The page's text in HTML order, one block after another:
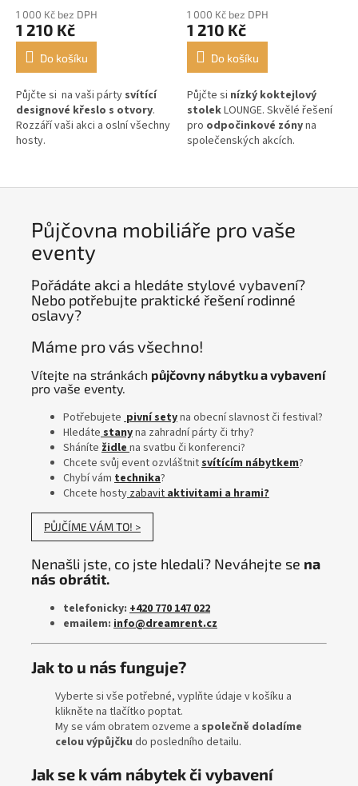
1 000 Kč bez DPH
1 210 Kč
Do košíku
Půjčte si na vaši párty svítící
designové křeslo s otvory.
Rozzáří vaši akci a oslní všechny
hosty.
1 000 Kč bez DPH
1 210 Kč
Do košíku
Půjčte si nízký koktejlový
stolekLOUNGE. Skvělé řešení
pro odpočinkové zónyna
společenských akcích.
Půjčovna mobiliáře pro vaše
eventy
Pořádáte akci a hledáte stylové vybavení?
Nebo potřebujte praktické řešení rodinné
oslavy?
Máme pro vás všechno!
Vítejte na stránkách půjčovny nábytku a vybavení
pro vaše eventy.
Potřebujete pivní setyna obecní slavnost či festival?
Hledátestanyna zahradní párty či trhy?
Sháníte židlena svatbu či konferenci?
Chcete svůj event ozvláštnitsvítícím nábytkem?
Chybí vám technika?
Chcete hostyzabavitaktivitami a hrami?
PŮJČÍME VÁM TO! >
Nenašli jste, co jste hledali? Neváhejte se na
nás obrátit.
telefonicky: +420 770 147 022
emailem: info@dreamrent.cz
Jak to u nás funguje?
Vyberte si vše potřebné, vyplňte údaje v košíku a
klikněte na tlačítko poptat.
My se vám obratem ozveme a společně doladíme
celou výpůjčku do posledního detailu.
Jak se k vám nábytek či vybavení